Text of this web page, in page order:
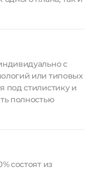
с
или типовых
под стилистику и
полностью
состоят из